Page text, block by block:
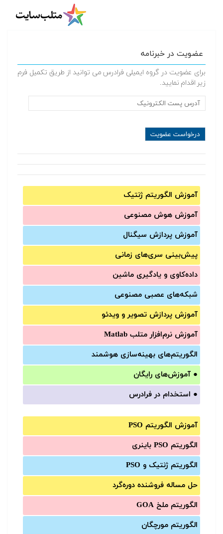
عضویت در خبرنامه
برای عضویت در گروه ایمیلی فرادرس می توانید از طریق تکمیل فرم
زیر اقدام نمایید.
آموزش الگوریتم ژنتیک
آموزش‌ هوش مصنوعی
آموزش‌ پردازش سیگنال
پیش‌‌بینی سری‌‌های زمانی
داده‌کاوی و یادگیری ماشین
شبکه‌های عصبی مصنوعی
آموزش‌ پردازش تصویر و ویدئو
آموزش‌ نرم‌افزار متلب Matlab
الگوریتم‌های بهینه‌سازی هوشمند
● آموزش‌های رایگان
● استخدام در فرادرس
آموزش الگوریتم PSO
الگوریتم PSO باینری
الگوریتم ژنتیک و PSO
حل مساله فروشنده دوره‌گرد
الگوریتم ملخ GOA
الگوریتم مورچگان